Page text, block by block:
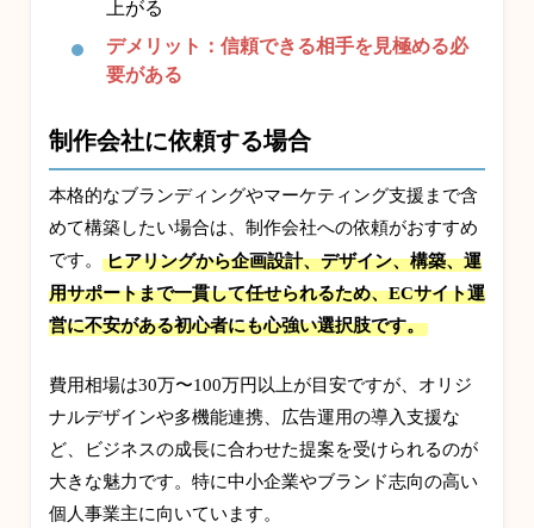
上がる
デメリット：信頼できる相手を見極める必
要がある
制作会社に依頼する場合
本格的なブランディングやマーケティング支援まで含
めて構築したい場合は、制作会社への依頼がおすすめ
です。
ヒアリングから企画設計、デザイン、構築、運
用サポートまで一貫して任せられるため、ECサイト運
営に不安がある初心者にも心強い選択肢です。
費用相場は30万〜100万円以上が目安ですが、オリジ
ナルデザインや多機能連携、広告運用の導入支援な
ど、ビジネスの成長に合わせた提案を受けられるのが
大きな魅力です。特に中小企業やブランド志向の高い
個人事業主に向いています。